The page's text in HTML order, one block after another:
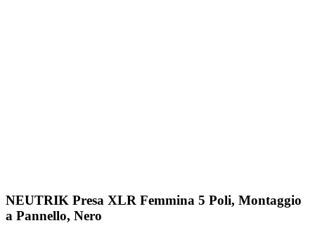
NEUTRIK Presa XLR Femmina 5 Poli, Montaggio
a Pannello, Nero